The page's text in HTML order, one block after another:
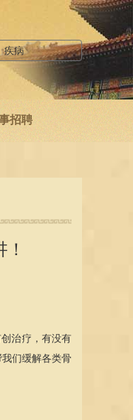
招聘
治疗，有没有
们缓解各类骨